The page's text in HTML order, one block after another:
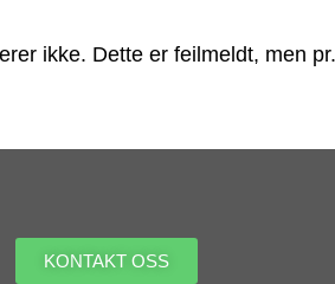
ikke. Dette er feilmeldt, men
KONTAKT OSS